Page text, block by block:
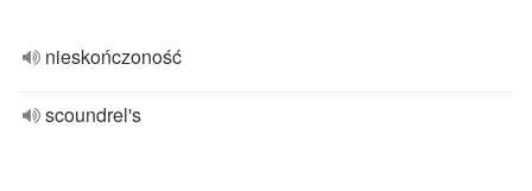
nieskończoność
scoundrel's